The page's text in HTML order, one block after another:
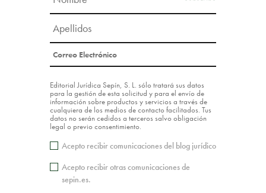
Editorial Jurídica Sepín, S. L. sólo tratará sus datos
para la gestión de esta solicitud y para el envío de
información sobre productos y servicios a través de
cualquiera de los medios de contacto facilitados. Tus
datos no serán cedidos a terceros salvo obligación
legal o previo consentimiento.
Acepto recibir comunicaciones del blog jurídico
Acepto recibir otras comunicaciones de
sepin.es.